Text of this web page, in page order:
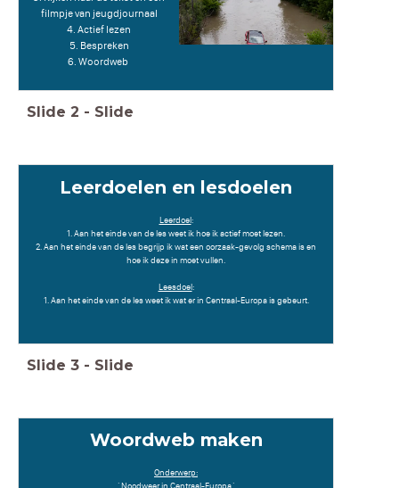
filmpje van jeugdjournaal
4. Actief lezen
5. Bespreken
6. Woordweb
Slide 2 - Slide
Leerdoelen en lesdoelen
Leerdoel:
1. Aan het einde van de les weet ik hoe ik actief moet lezen.
2. Aan het einde van de les begrijp ik wat een oorzaak-gevolg schema is en
hoe ik deze in moet vullen.
Leesdoel:
1. Aan het einde van de les weet ik wat er in Centraal-Europa is gebeurt.
Slide 3 - Slide
Woordweb maken
Onderwerp: